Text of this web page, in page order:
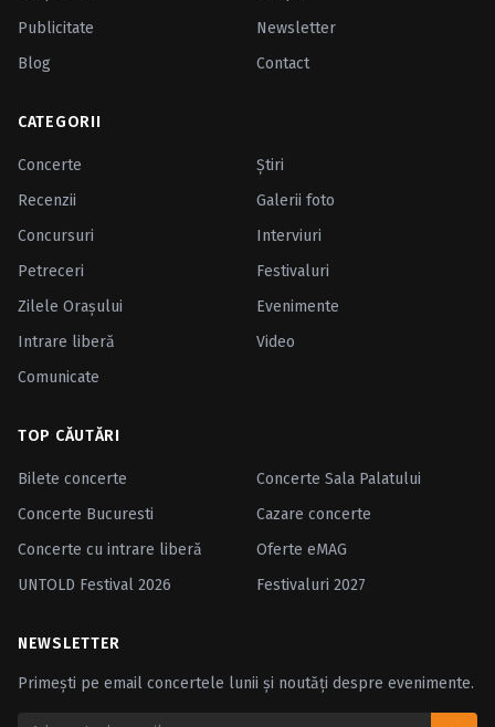
Publicitate
Newsletter
Blog
Contact
CATEGORII
Concerte
Ştiri
Recenzii
Galerii foto
Concursuri
Interviuri
Petreceri
Festivaluri
Zilele Oraşului
Evenimente
Intrare liberă
Video
Comunicate
TOP CĂUTĂRI
Bilete concerte
Concerte Sala Palatului
Concerte Bucuresti
Cazare concerte
Concerte cu intrare liberă
Oferte eMAG
UNTOLD Festival 2026
Festivaluri 2027
NEWSLETTER
Primești pe email concertele lunii și noutăți despre evenimente.